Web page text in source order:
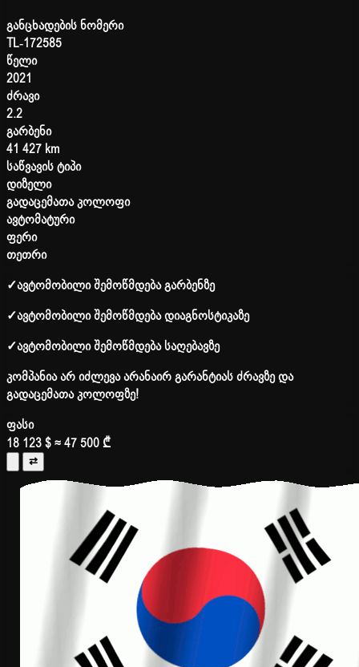
განცხადების ნომერი
TL-172585
წელი
2021
ძრავი
2.2
გარბენი
41 427 km
საწვავის ტიპი
დიზელი
გადაცემათა კოლოფი
ავტომატური
ფერი
თეთრი
✓ავტომობილი შემოწმდება გარბენზე
✓ავტომობილი შემოწმდება დიაგნოსტიკაზე
✓ავტომობილი შემოწმდება საღებავზე
კომპანია არ იძლევა არანაირ გარანტიას ძრავზე და
გადაცემათა კოლოფზე!
ფასი
18 123 $≈ 47 500 ₾
⇄